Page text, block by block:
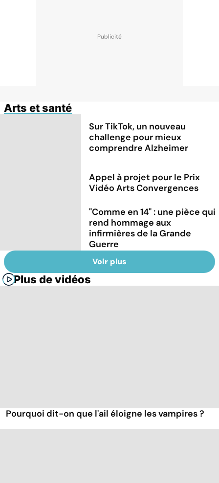
Arts et santé
Sur TikTok, un nouveau
challenge pour mieux
comprendre Alzheimer
Appel à projet pour le Prix
Vidéo Arts Convergences
"Comme en 14" : une pièce qui
rend hommage aux
infirmières de la Grande
Guerre
Voir plus
Plus de vidéos
Pourquoi dit-on que l'ail éloigne les vampires ?